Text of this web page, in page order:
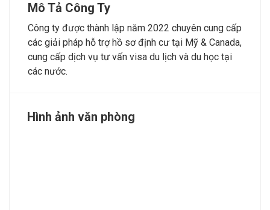
Mô Tả Công Ty
Công ty được thành lập năm 2022 chuyên cung cấp
các giải pháp hỗ trợ hồ sơ định cư tại Mỹ & Canada,
cung cấp dịch vụ tư vấn visa du lịch và du học tại
các nước.
Hình ảnh văn phòng